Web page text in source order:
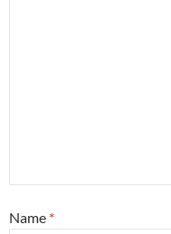
Name *